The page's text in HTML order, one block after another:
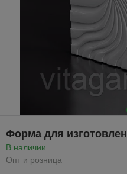
Форма для
В наличии
Опт и розница